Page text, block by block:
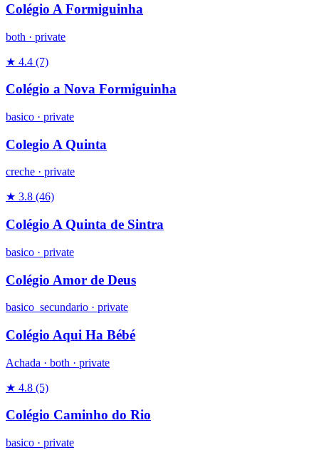
Colégio A Formiguinha
both · private
★ 4.4 (7)
Colégio a Nova Formiguinha
basico · private
Colegio A Quinta
creche · private
★ 3.8 (46)
Colégio A Quinta de Sintra
basico · private
Colégio Amor de Deus
basico_secundario · private
Colégio Aqui Ha Bébé
Achada · both · private
★ 4.8 (5)
Colégio Caminho do Rio
basico · private